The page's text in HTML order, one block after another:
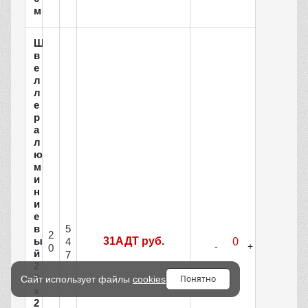
м
Ш
в
е
л
л
е
р
а
л
ю
м
и
н
и
е
в
ы
й
0
2
2
0
5
4
7
31АДТ руб.
Сайт использует файлы cookies Понятно